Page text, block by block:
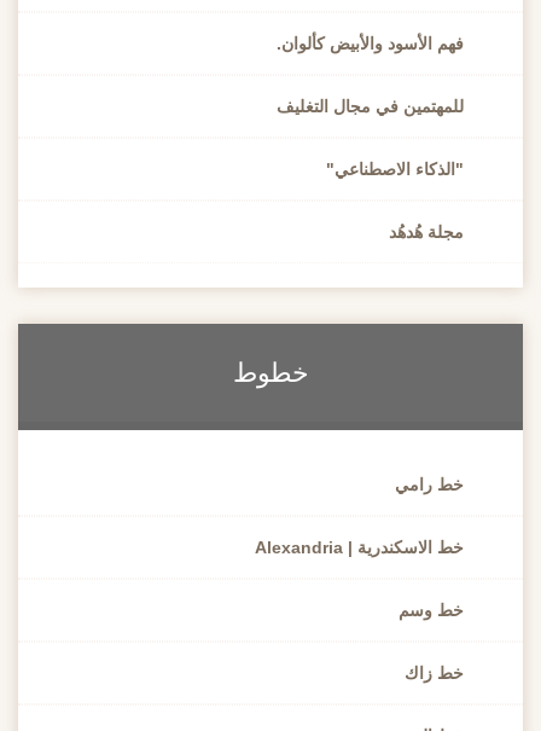
فهم الأسود والأبيض كألوان.
للمهتمين في مجال التغليف
"الذكاء الاصطناعي"
مجلة هُدهُد
خطوط
خط رامي
خط الاسكندرية | Alexandria
خط وسم
خط زاك